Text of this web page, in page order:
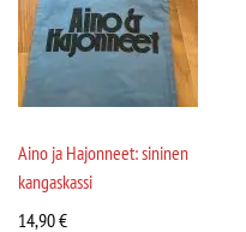
Aino ja Hajonneet: sininen
kangaskassi
14,90€